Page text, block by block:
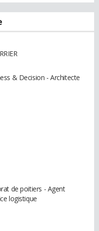
& Decision - Architecte
de poitiers - Agent
logistique